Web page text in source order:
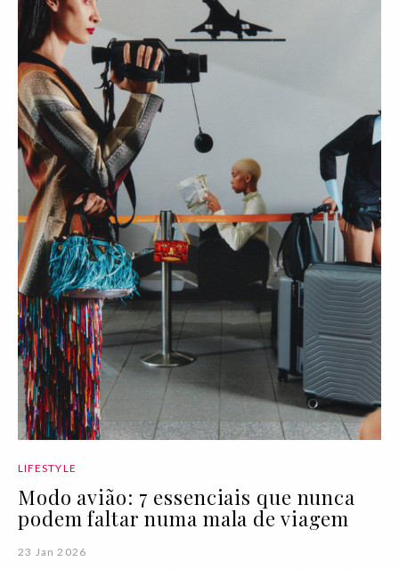
LIFESTYLE
Modo avião: 7 essenciais que nunca
podem faltar numa mala de viagem
23 Jan 2026